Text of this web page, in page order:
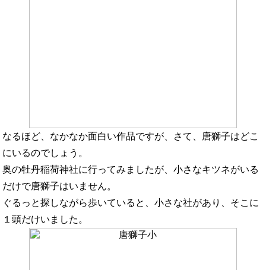
なるほど、なかなか面白い作品ですが、さて、唐獅子はどこ
にいるのでしょう。
奥の牡丹稲荷神社に行ってみましたが、小さなキツネがいる
だけで唐獅子はいません。
ぐるっと探しながら歩いていると、小さな社があり、そこに
１頭だけいました。